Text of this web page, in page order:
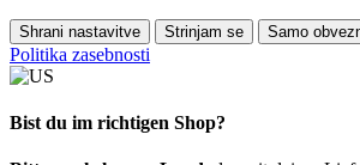
Shrani nastavitve Strinjam se Samo
Politika zasebnosti
Bist du im richtigen Shop?